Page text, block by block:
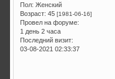
Пол: Женский
Возраст: 45[1981-06-16]
Провел на форуме:
1 день 2 часа
Последний визит:
03-08-2021 02:33:37